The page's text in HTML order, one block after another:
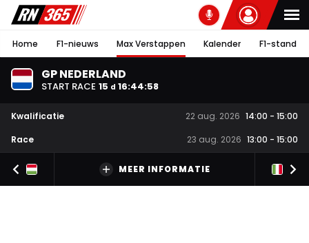
Home F1-nieuws Max Verstappen Kalender F1-stand
GP NEDERLAND
START RACE 15 d 16:44:57
Kwalificatie 22 aug. 2026 14:00 - 15:00
Race
23 aug. 2026 13:00 - 15:00
MEER INFORMATIE